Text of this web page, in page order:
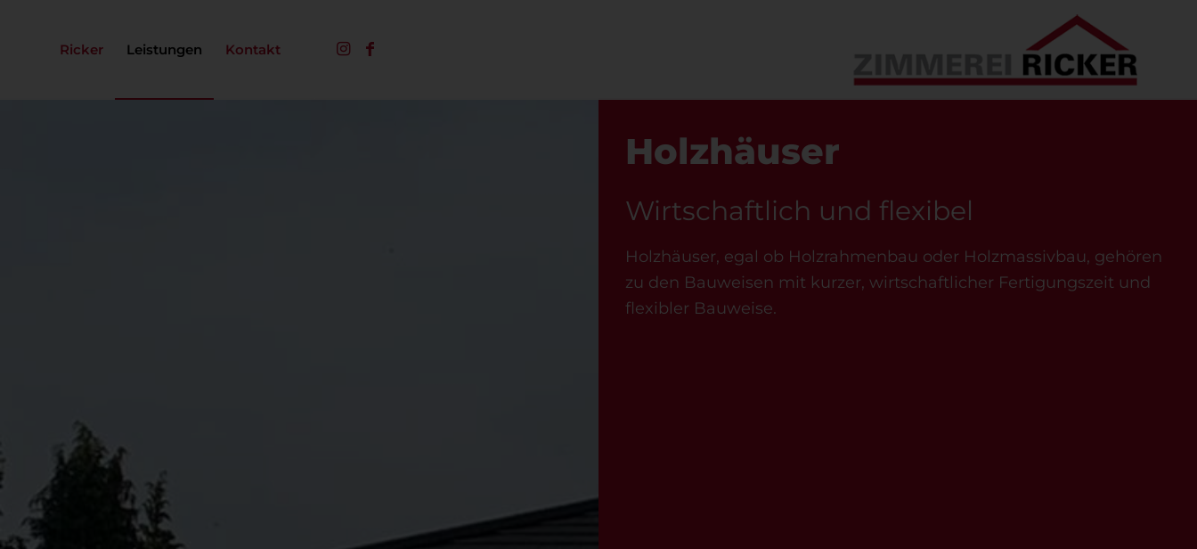
Ricker Leistungen Kontakt
Holzhäuser
Wirtschaftlich und flexibel
Holzhäuser, egal ob Holzrahmenbau oder Holzmassivbau, gehören
zu den Bauweisen mit kurzer, wirtschaftlicher Fertigungszeit und
flexibler Bauweise.